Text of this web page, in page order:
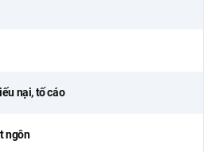
nại, tố cáo
ngôn